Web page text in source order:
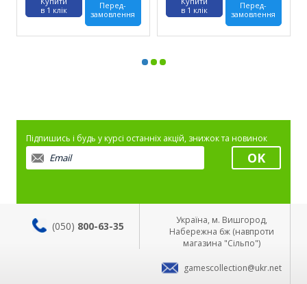
Перед-
замовлення
в 1 клік
Перед-
замовлення
в 1 клік
Підпишись і будь у курсі останніх акцій, знижок та новинок
(050) 800-63-35
Україна, м. Вишгород,
Набережна 6ж (навпроти
магазина "Сільпо")
gamescollection@ukr.net